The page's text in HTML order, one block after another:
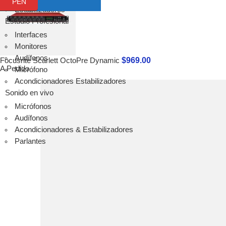
Estabilizadores
Estudio Profesional
Interfaces
Monitores
Audífonos
Micrófono
Acondicionadores Estabilizadores
Sonido en vivo
Micrófonos
Audífonos
Acondicionadores & Estabilizadores
Parlantes
Focusrite Scarlett OctoPre Dynamic $969.00
A Pedido